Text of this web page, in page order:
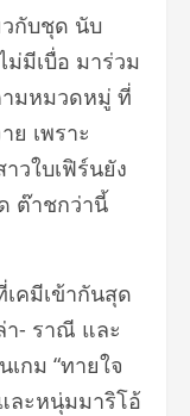
กับชุด นับ
ม่มีเบื่อ มาร่วม
ามหมวดหมู่ ที่
ย เพราะ
วใบเฟิร์นยัง
ต๊าชกว่านี้
คมีเข้ากันสุด
า- ราณี และ
เกม “ทายใจ
ละหนุ่มมาริโอ้